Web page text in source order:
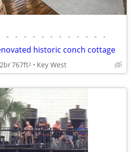
• • • • • • • • • • • •
historic conch cottage
2br767ft2 Key West